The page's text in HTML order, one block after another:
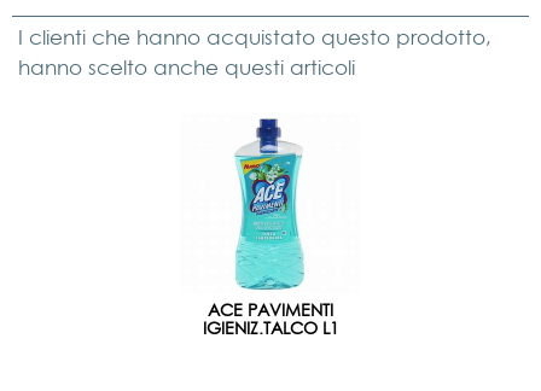
I clienti che hanno acquistato questo prodotto,
hanno scelto anche questi articoli
ACE PAVIMENTI
IGIENIZ.TALCO L1